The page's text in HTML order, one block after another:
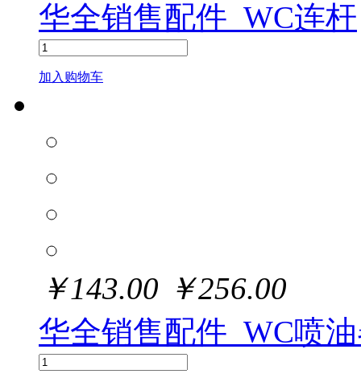
华全销售配件_WC连杆
加入购物车
￥143.00 ￥256.00
华全销售配件_WC喷